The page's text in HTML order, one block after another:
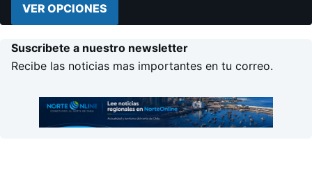
VER OPCIONES
Suscribete a nuestro newsletter
Recibe las noticias mas importantes en tu correo.